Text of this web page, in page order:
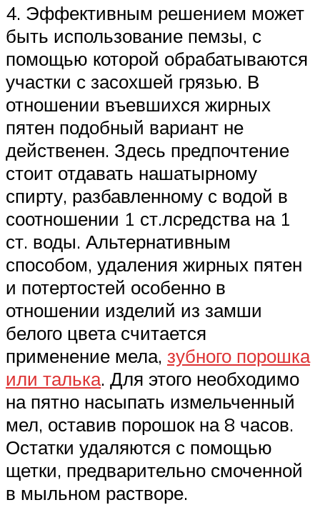
4. Эффективным решением может
быть использование пемзы, с
помощью которой обрабатываются
участки с засохшей грязью. В
отношении въевшихся жирных
пятен подобный вариант не
действенен. Здесь предпочтение
стоит отдавать нашатырному
спирту, разбавленному с водой в
соотношении 1 ст.лсредства на 1
ст. воды. Альтернативным
способом, удаления жирных пятен
и потертостей особенно в
отношении изделий из замши
белого цвета считается
применение мела, зубного порошка
или талька. Для этого необходимо
на пятно насыпать измельченный
мел, оставив порошок на 8 часов.
Остатки удаляются с помощью
щетки, предварительно смоченной
в мыльном растворе.